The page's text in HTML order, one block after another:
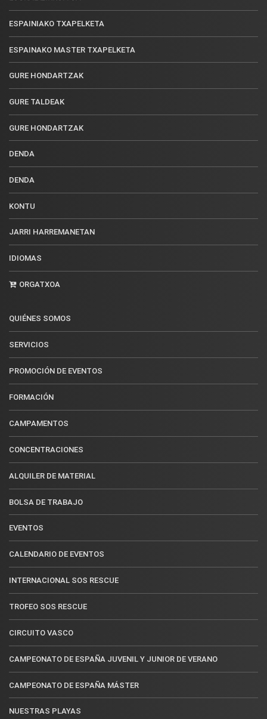
ESPAINIAKO TXAPELKETA
ESPAINAKO MASTER TXAPELKETA
GURE HONDARTZAK
GURE TALDEAK
GURE HONDARTZAK
DENDA
DENDA
KONTU
JARRI HARREMANETAN
IDIOMAS
ORGATXOA
QUIÉNES SOMOS
SERVICIOS
PROMOCIÓN DE EVENTOS
FORMACIÓN
CAMPAMENTOS
CONCENTRACIONES
ALQUILER DE MATERIAL
BOLSA DE TRABAJO
EVENTOS
CALENDARIO DE EVENTOS
INTERNACIONAL SOS RESCUE
TROFEO SOS RESCUE
CIRCUITO VASCO
CAMPEONATO DE ESPAÑA JUVENIL Y JUNIOR DE VERANO
CAMPEONATO DE ESPAÑA MÁSTER
NUESTRAS PLAYAS